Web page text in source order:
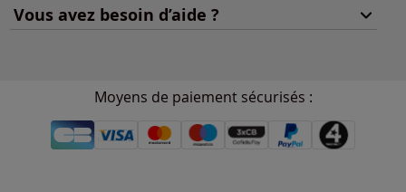
Vous avez besoin d’aide ?
Moyens de paiement sécurisés :